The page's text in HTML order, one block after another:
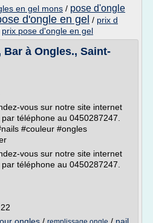
en gel mons / pose d'ongle
d'ongle en gel / prix d
prix pose d'ongle en gel
à Ongles., Saint-
vous sur notre site internet
téléphone au 0450287247.
#couleur #ongles
vous sur notre site internet
téléphone au 0450287247.